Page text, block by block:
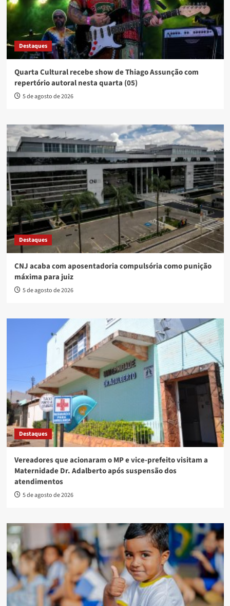
Destaques
Quarta Cultural recebe show de Thiago Assunção com
repertório autoral nesta quarta (05)
5 de agosto de 2026
Destaques
CNJ acaba com aposentadoria compulsória como punição
máxima para juiz
5 de agosto de 2026
Destaques
Vereadores que acionaram o MP e vice-prefeito visitam a
Maternidade Dr. Adalberto após suspensão dos
atendimentos
5 de agosto de 2026